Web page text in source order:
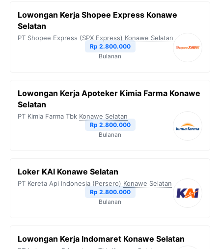
Lowongan Kerja Shopee Express Konawe
Selatan
PT Shopee Express (SPX Express) Konawe Selatan
Rp 2.800.000
Bulanan
Lowongan Kerja Apoteker Kimia Farma Konawe
Selatan
PT Kimia Farma Tbk Konawe Selatan
Rp 2.800.000
Bulanan
Loker KAI Konawe Selatan
PT Kereta Api Indonesia (Persero) Konawe Selatan
Rp 2.800.000
Bulanan
Lowongan Kerja Indomaret Konawe Selatan